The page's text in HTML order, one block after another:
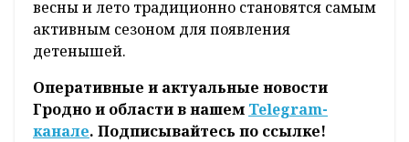
весны и лето традиционно становятся самым
активным сезоном для появления
детенышей.
Оперативные и актуальные новости
Гродно и области в нашем Telegram-
канале. Подписывайтесь по ссылке!